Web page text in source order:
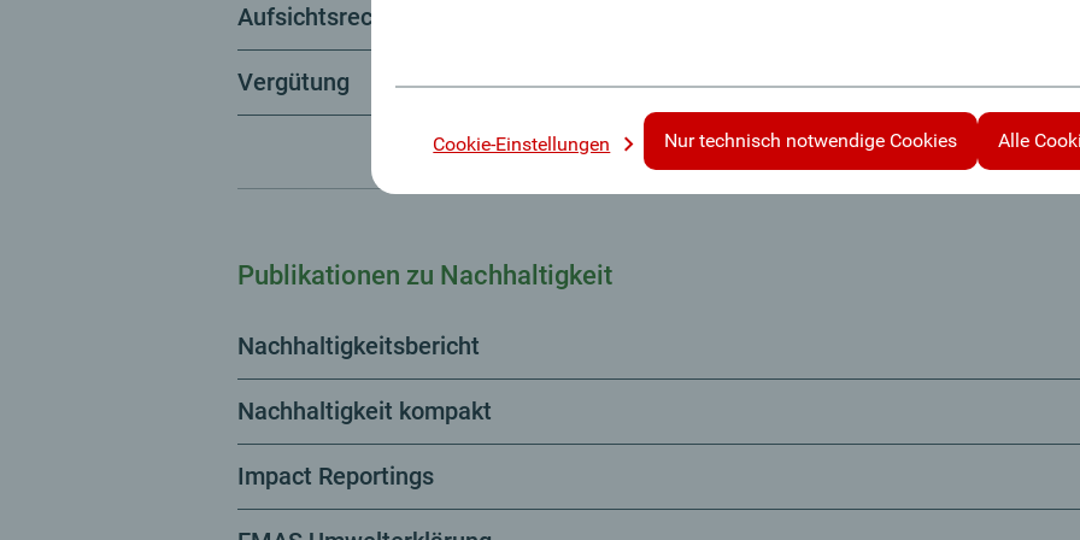
Aufsichtsrechtliche Offenlegung
Vergütung
Publikationen zu Nachhaltigkeit
Nachhaltigkeitsbericht
Nachhaltigkeit kompakt
Impact Reportings
Cookie-Einstellungen Nur technisch notwendige Cookies Alle